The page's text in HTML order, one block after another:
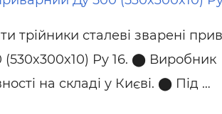
трійники сталеві зварені
(530x300x10) Ру 16. ⬤ Виробник
на складі у Києві. ⬤ Під …